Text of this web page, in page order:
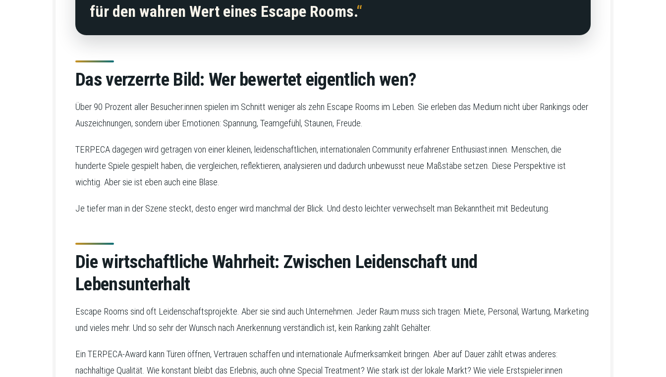
für den wahren Wert eines Escape Rooms.
Das verzerrte Bild: Wer bewertet eigentlich wen?
Über 90 Prozent aller Besucher:innen spielen im Schnitt weniger als zehn Escape Rooms im Leben. Sie erleben das Medium nicht über Rankings oder
Auszeichnungen, sondern über Emotionen: Spannung, Teamgefühl, Staunen, Freude.
TERPECA dagegen wird getragen von einer kleinen, leidenschaftlichen, internationalen Community erfahrener Enthusiast:innen. Menschen, die
hunderte Spiele gespielt haben, die vergleichen, reflektieren, analysieren und dadurch unbewusst neue Maßstäbe setzen. Diese Perspektive ist
wichtig. Aber sie ist eben auch eine Blase.
Je tiefer man in der Szene steckt, desto enger wird manchmal der Blick. Und desto leichter verwechselt man Bekanntheit mit Bedeutung.
Die wirtschaftliche Wahrheit: Zwischen Leidenschaft und
Lebensunterhalt
Escape Rooms sind oft Leidenschaftsprojekte. Aber sie sind auch Unternehmen. Jeder Raum muss sich tragen: Miete, Personal, Wartung, Marketing
und vieles mehr. Und so sehr der Wunsch nach Anerkennung verständlich ist, kein Ranking zahlt Gehälter.
Ein TERPECA-Award kann Türen öffnen, Vertrauen schaffen und internationale Aufmerksamkeit bringen. Aber auf Dauer zählt etwas anderes:
nachhaltige Qualität. Wie konstant bleibt das Erlebnis, auch ohne Special Treatment? Wie stark ist der lokale Markt? Wie viele Erstspieler:innen